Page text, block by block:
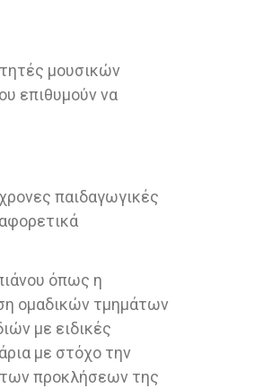
μουσικών
επιθυμούν να
παιδαγωγικές
όπως η
ομαδικών τμημάτων
με ειδικές
με στόχο την
των προκλήσεων της